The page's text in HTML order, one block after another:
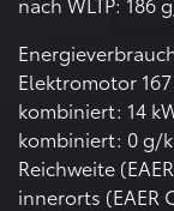
Elektromotor
kombiniert: 14
kombiniert: 0 g/
Reichweite
innerorts (EAER